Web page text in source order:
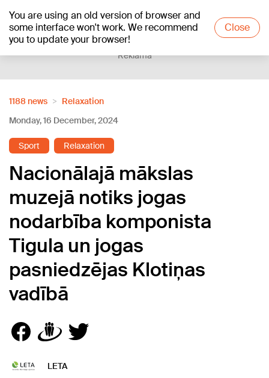
You are using an old version of browser and
some interface won't work. We recommend
you to update your browser!
Close
+16°C
Reklāma
1188 news
Relaxation
Monday, 16 December, 2024
Sport Relaxation
Nacionālajā mākslas
muzejā notiks jogas
nodarbība komponista
Tigula un jogas
pasniedzējas Klotiņas
vadībā
LETA